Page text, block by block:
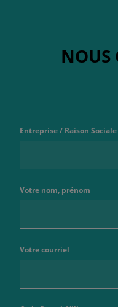
NOUS
Entreprise / Raison Sociale
Votre nom, prénom
Votre courriel